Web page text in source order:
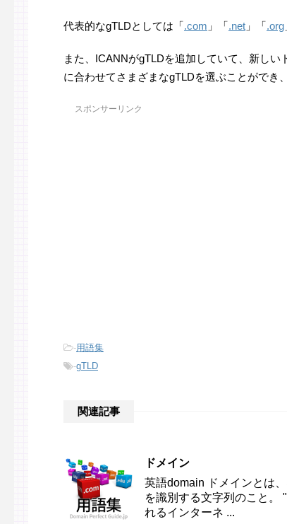
代表的なgTLDとしては「.com 」「.net 」「.org
また、ICANNがgTLDを追加していて、新し
に合わせてさまざまなgTLDを選ぶことができ
スポンサーリンク
-用語集
-gTLD
関連記事
ドメイン
英語domain ドメインとは
を識別する文字列のこと。
れるインターネ ...